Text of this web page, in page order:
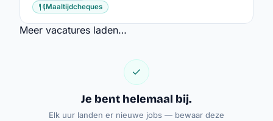
Maaltijdcheques
Meer vacatures laden…
Je bent helemaal bij.
Elk uur landen er nieuwe jobs — bewaar deze